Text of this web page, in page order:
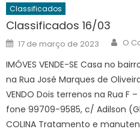
Classificados
Classificados 16/03
Posted
on
17 de março de 2023 O
IMÓVES VENDE-SE Casa no
na Rua José Marques de
VENDO Dois terrenos na Rua F
fone 99709-9585, c/ Adilson
COLINA Tratamento e